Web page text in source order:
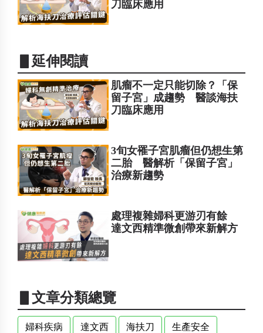
刀臨床應用
▋延伸閱讀
肌瘤不一定只能切除？「保
留子宮」成趨勢 醫談海扶
刀臨床應用
3旬女罹子宮肌瘤但仍想生第
二胎 醫解析「保留子宮」
治療新趨勢
處理複雜婦科更游刃有餘
達文西精準微創帶來新解方
▋文章分類總覽
婦科疾病 達文西 海扶刀 生產安全